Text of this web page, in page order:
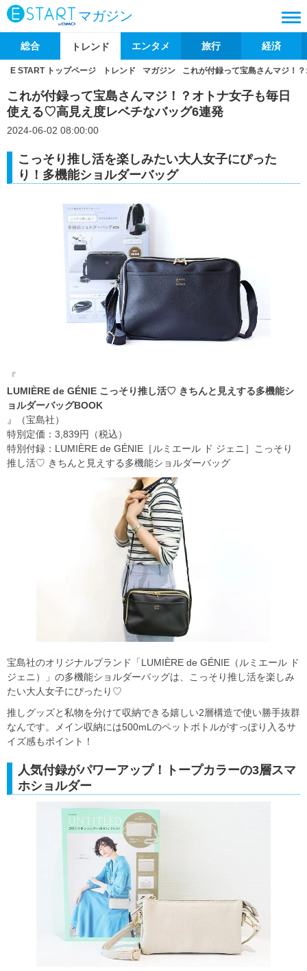
マガジン
総合 トレンド エンタメ 旅行 経済
E START トップページ トレンド マガジン これが付録って宝島さんマジ！
これが付録って宝島さんマジ！？オトナ女子も毎日
使える♡高見え度レベチなバッグ6連発
2024-06-02 08:00:00
こっそり推し活を楽しみたい大人女子にぴった
り！多機能ショルダーバッグ
『
LUMIÈRE de GÉNIE こっそり推し活♡ きちんと見えする多機能シ
ョルダーバッグBOOK
』（宝島社）
特別定価：3,839円（税込）
特別付録：LUMIÈRE de GÉNIE［ルミエール ド ジェニ］こっそり
推し活♡ きちんと見えする多機能ショルダーバッグ
宝島社のオリジナルブランド「LUMIÈRE de GÉNIE（ルミエール ド
ジェニ）」の多機能ショルダーバッグは、こっそり推し活を楽しみ
たい大人女子にぴったり♡
推しグッズと私物を分けて収納できる嬉しい2層構造で使い勝手抜群
なんです。メイン収納には500mLのペットボトルがすっぽり入るサ
イズ感もポイント！
人気付録がパワーアップ！トープカラーの3層スマ
ホショルダー